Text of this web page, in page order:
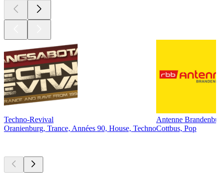
Techno-Revival
Oranienburg, Trance, Années 90, House, Techno
Antenne
Cottbus, Pop